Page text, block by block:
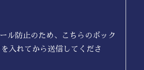
ル防止のため、こちらのボック
入れてから送信してくださ